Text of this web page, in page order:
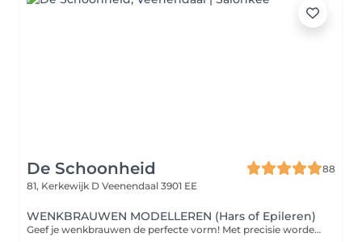
De Schoonheid
88
81, Kerkewijk D Veenendaal 3901 EE
WENKBRAUWEN MODELLEREN (Hars of Epileren)
Geef je wenkbrauwen de perfecte vorm! Met precisie worden haartjes bijgevormd en geaccentueerd met hars of epileren, zodat je ogen beter tot hun recht komen en je gezicht een verzorgde, stralende uitstraling krijgt.